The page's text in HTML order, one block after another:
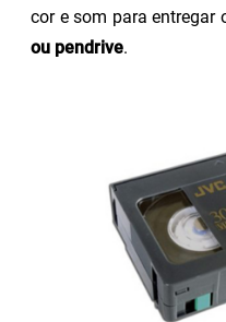
cor e som para entregar
ou pendrive.